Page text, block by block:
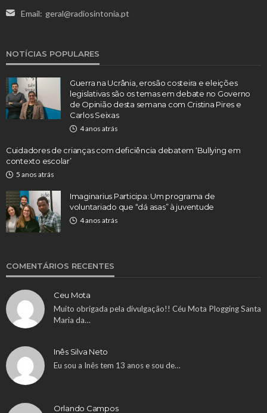
Email: geral@radiosintonia.pt
NOTÍCIAS POPULARES
Guerra na Ucrânia, erosão costeira e eleições
legislativas são os temas em debate no Governo
de Opinião desta semana com Cristina Pires e
Carlos Seixas
4 anos atrás
Cuidadores de crianças com deficiência debatem ‘Bullying em
contexto escolar’
5 anos atrás
Imaginarius Participa: Um programa de
voluntariado que “dá asas” à juventude
4 anos atrás
COMENTÁRIOS RECENTES
Ceu Mota
Muito obrigada pela divulgação!! Céu Mota Plogging Santa
Maria da…
Inês Silva Neto
Eu sou a Inês tem 13 anos e sou de…
Orlando Campos